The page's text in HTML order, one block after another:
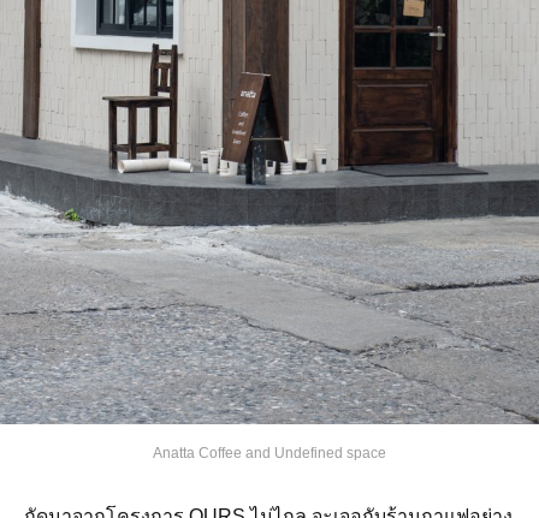
Anatta Coffee and Undefined space